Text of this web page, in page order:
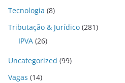
Tecnologia (8)
Tributação & Jurídico (281)
IPVA (26)
Uncategorized (99)
Vagas (14)